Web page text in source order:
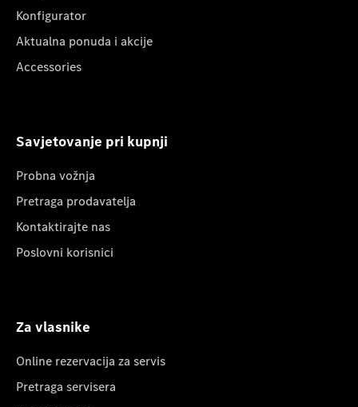
Konfigurator
Aktualna ponuda i akcije
Accessories
Savjetovanje pri kupnji
Probna vožnja
Pretraga prodavatelja
Kontaktirajte nas
Poslovni korisnici
Za vlasnike
Online rezervacija za servis
Pretraga servisera